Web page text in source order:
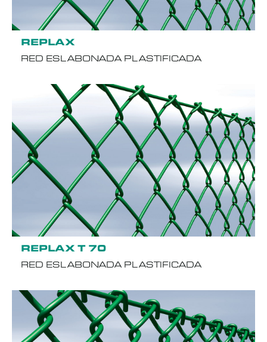
REPLAX
RED ESLABONADA PLASTIFICADA
REPLAX T 70
RED ESLABONADA PLASTIFICADA